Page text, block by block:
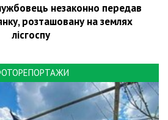
незаконно передав
розташовану на землях
лісгоспу